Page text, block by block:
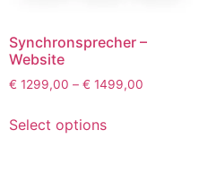
Synchronsprecher –
Website
€ 1299,00 – € 1499,00
Select options